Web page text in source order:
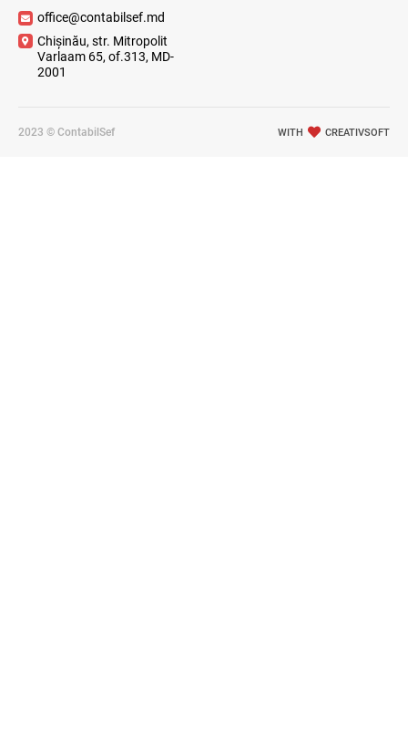
office@contabilsef.md
Chișinău, str. Mitropolit
Varlaam 65, of.313, MD-
2001
2023 © ContabilSef WITH CREATIVSOFT